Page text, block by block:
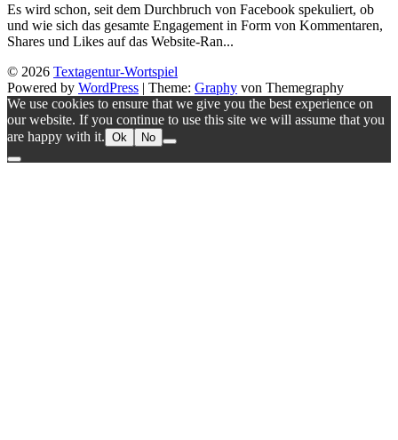
Es wird schon, seit dem Durchbruch von Facebook spekuliert, ob
und wie sich das gesamte Engagement in Form von Kommentaren,
Shares und Likes auf das Website-Ran...
© 2026 Textagentur-Wortspiel
Powered by WordPress | Theme: Graphy von Themegraphy
We use cookies to ensure that we give you the best experience on
our website. If you continue to use this site we will assume that you
are happy with it. Ok No